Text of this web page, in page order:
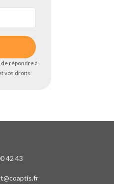
répondre à
vos droits.
42 43